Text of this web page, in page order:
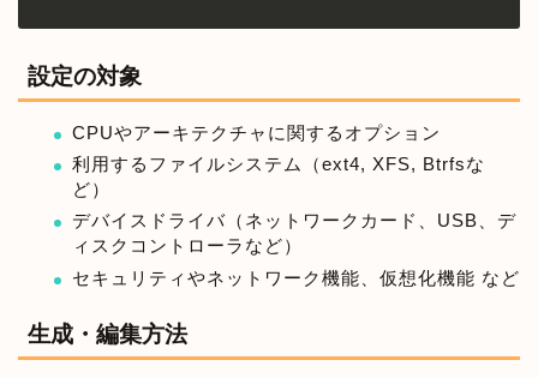
設定の対象
CPUやアーキテクチャに関するオプション
利用するファイルシステム（ext4, XFS, Btrfsな
ど）
デバイスドライバ（ネットワークカード、USB、デ
ィスクコントローラなど）
セキュリティやネットワーク機能、仮想化機能 など
生成・編集方法